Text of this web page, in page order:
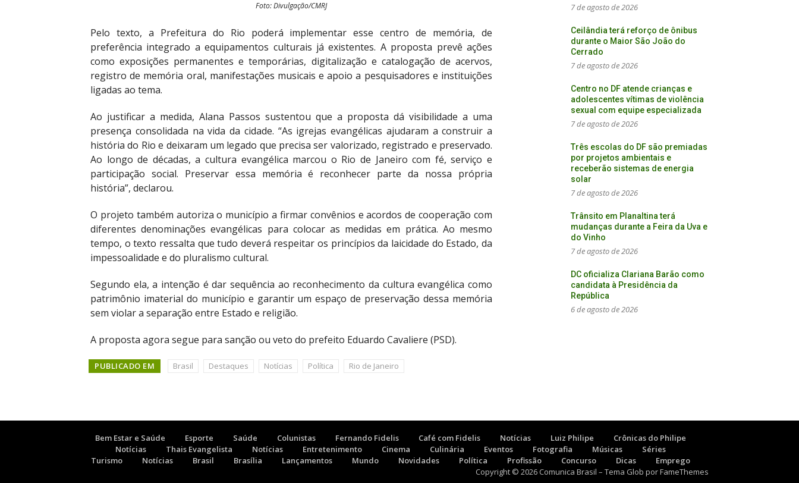
Foto: Divulgação/CMRJ
Pelo texto, a Prefeitura do Rio poderá implementar esse centro de memória, de
preferência integrado a equipamentos culturais já existentes. A proposta prevê ações
como exposições permanentes e temporárias, digitalização e catalogação de acervos,
registro de memória oral, manifestações musicais e apoio a pesquisadores e instituições
ligadas ao tema.
Ao justificar a medida, Alana Passos sustentou que a proposta dá visibilidade a uma
presença consolidada na vida da cidade. “As igrejas evangélicas ajudaram a construir a
história do Rio e deixaram um legado que precisa ser valorizado, registrado e preservado.
Ao longo de décadas, a cultura evangélica marcou o Rio de Janeiro com fé, serviço e
participação social. Preservar essa memória é reconhecer parte da nossa própria
história”, declarou.
O projeto também autoriza o município a firmar convênios e acordos de cooperação com
diferentes denominações evangélicas para colocar as medidas em prática. Ao mesmo
tempo, o texto ressalta que tudo deverá respeitar os princípios da laicidade do Estado, da
impessoalidade e do pluralismo cultural.
Segundo ela, a intenção é dar sequência ao reconhecimento da cultura evangélica como
patrimônio imaterial do município e garantir um espaço de preservação dessa memória
sem violar a separação entre Estado e religião.
A proposta agora segue para sanção ou veto do prefeito Eduardo Cavaliere (PSD).
PUBLICADO EM Brasil Destaques Notícias Política Rio de Janeiro
7 de agosto de 2026
Ceilândia terá reforço de ônibus
durante o Maior São João do
Cerrado
7 de agosto de 2026
Centro no DF atende crianças e
adolescentes vítimas de violência
sexual com equipe especializada
7 de agosto de 2026
Três escolas do DF são premiadas
por projetos ambientais e
receberão sistemas de energia
solar
7 de agosto de 2026
Trânsito em Planaltina terá
mudanças durante a Feira da Uva e
do Vinho
7 de agosto de 2026
DC oficializa Clariana Barão como
candidata à Presidência da
República
6 de agosto de 2026
Bem Estar e Saúde Esporte Saúde Colunistas Fernando Fidelis Café com Fidelis Notícias Luiz Philipe
Crônicas do Philipe
Notícias
Thais Evangelista Notícias Entretenimento Cinema Culinária Eventos Fotografia Músicas
Séries
Turismo
Notícias Brasil Brasília Lançamentos Mundo Novidades Política Profissão Concurso Dicas
Emprego
Copyright © 2026 Comunica Brasil – Tema Glob porFameThemes